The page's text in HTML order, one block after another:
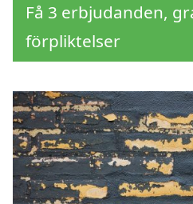
Få 3 erbjudanden,
förpliktelser